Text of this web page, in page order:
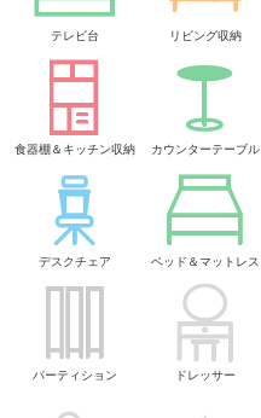
テレビ台 リビング収納
食器棚＆キッチン収納 カウンターテーブル
デスクチェア ベッド＆マットレス
パーティション ドレッサー